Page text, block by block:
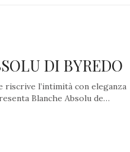
DI BYREDO
riscrive l’intimità con eleganza
Blanche Absolu de…